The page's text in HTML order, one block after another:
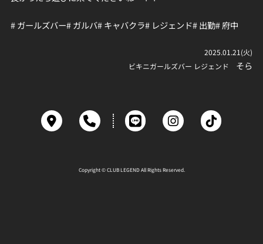
# ガールズバー# ガルバ# キャバクラ# レジェンド# 出勤# 府中
2025.01.21(火)
ビキニガールズバー レジェンド
そら
Copyright © CLUB LEGEND All Rights Reserved.